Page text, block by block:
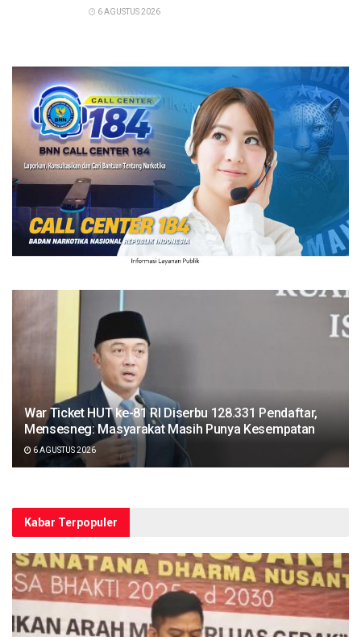
6 AGUSTUS 2026
War Ticket HUT ke-81 RI Diserbu 128.331 Pendaftar,
Mensesneg: Masyarakat Masih Punya Kesempatan
6 AGUSTUS 2026
Kabar Terpopuler